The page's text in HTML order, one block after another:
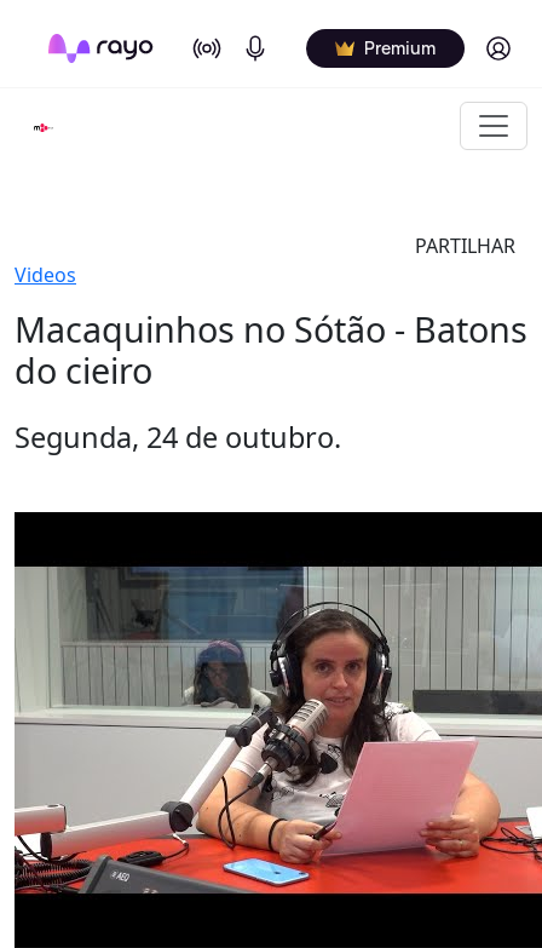
On Air Podcasts Premium Log in
PARTILHAR
Videos
Macaquinhos no Sótão - Batons
do cieiro
Segunda, 24 de outubro.